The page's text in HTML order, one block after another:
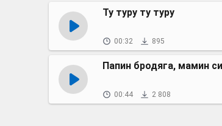
Ту туру ту туру
00:32 895
Папин бродяга, мамин
00:44 2 808